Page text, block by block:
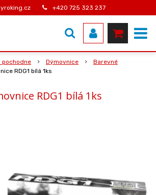
+420 725 323 237
pochodne Dýmovnice
Barevné
RDG1 bílá 1ks
RDG1 bílá 1ks